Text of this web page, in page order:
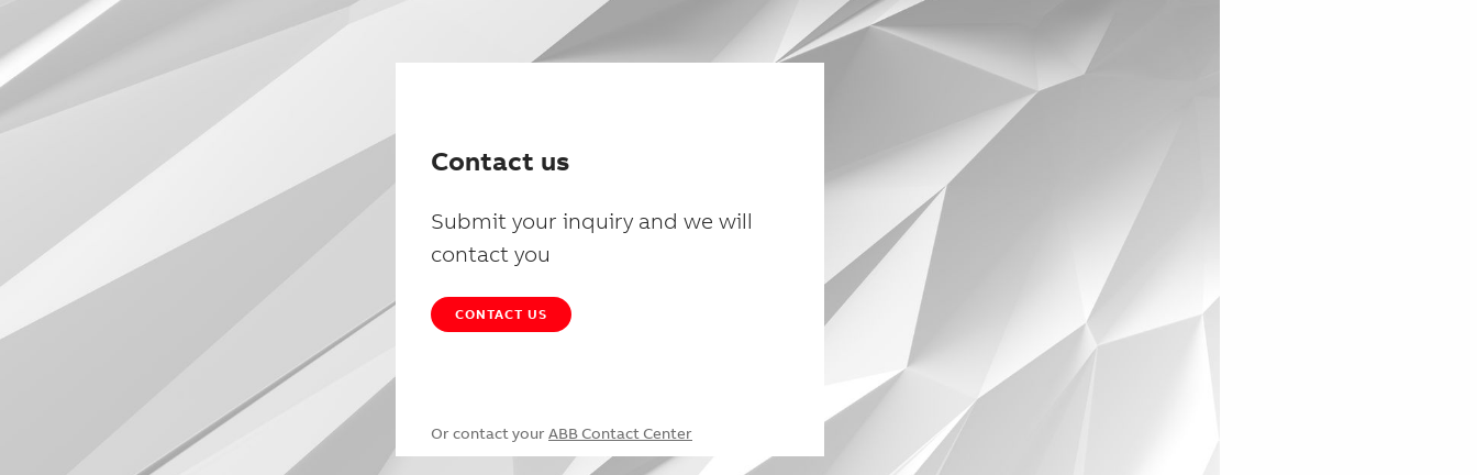
Contact us
Submit your inquiry and we will
contact you
CONTACT US
Or contact your ABB Contact Center